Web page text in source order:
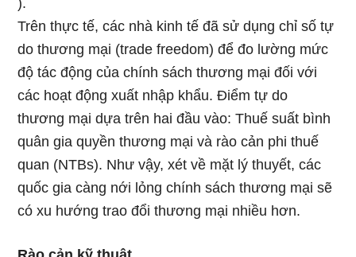
).
Trên thực tế, các nhà kinh tế đã sử dụng chỉ số tự
do thương mại (trade freedom) để đo lường mức
độ tác động của chính sách thương mại đối với
các hoạt động xuất nhập khẩu. Điểm tự do
thương mại dựa trên hai đầu vào: Thuế suất bình
quân gia quyền thương mại và rào cản phi thuế
quan (NTBs). Như vậy, xét về mặt lý thuyết, các
quốc gia càng nới lỏng chính sách thương mại sẽ
có xu hướng trao đổi thương mại nhiều hơn.